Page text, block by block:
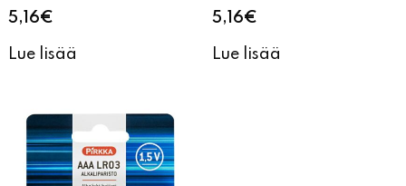
5,16€
Lue lisää
5,16€
Lue lisää